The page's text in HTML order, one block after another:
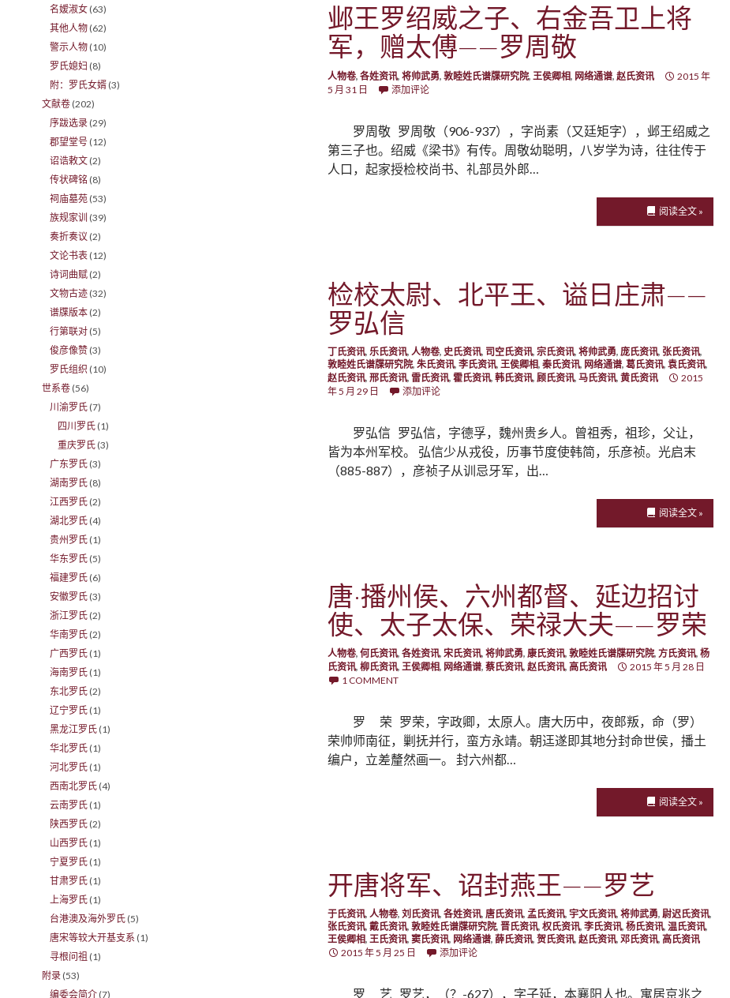
邺王罗绍威之子、右金吾卫上将
军，赠太傅——罗周敬
人物卷, 各姓资讯, 将帅武勇, 敦睦姓氏谱牒研究院, 王侯卿相, 网络通谱, 赵氏资讯
2015 年
5 月 31 日
添加评论
罗周敬 罗周敬（906-937），字尚素（又廷矩字），邺王绍威之
第三子也。绍威《梁书》有传。周敬幼聪明，八岁学为诗，往往传于
人口，起家授检校尚书、礼部员外郎…
阅读全文 »
检校太尉、北平王、谥日庄肃——
罗弘信
丁氏资讯, 乐氏资讯, 人物卷, 史氏资讯, 司空氏资讯, 宗氏资讯, 将帅武勇, 庞氏资讯, 张氏资讯,
敦睦姓氏谱牒研究院, 朱氏资讯, 李氏资讯, 王侯卿相, 秦氏资讯, 网络通谱, 葛氏资讯, 袁氏资讯,
赵氏资讯, 邢氏资讯, 雷氏资讯, 霍氏资讯, 韩氏资讯, 顾氏资讯, 马氏资讯, 黄氏资讯
2015
年 5 月 29 日
添加评论
罗弘信 罗弘信，字德孚，魏州贵乡人。曾祖秀，祖珍，父让，
皆为本州军校。 弘信少从戎役，历事节度使韩简，乐彦祯。光启末
（885-887），彦祯子从训忌牙军，出…
阅读全文 »
唐·播州侯、六州都督、延边招讨
使、太子太保、荣禄大夫——罗荣
人物卷, 何氏资讯, 各姓资讯, 宋氏资讯, 将帅武勇, 康氏资讯, 敦睦姓氏谱牒研究院, 方氏资讯, 杨
氏资讯, 柳氏资讯, 王侯卿相, 网络通谱, 蔡氏资讯, 赵氏资讯, 高氏资讯
2015 年 5 月 28 日
1 COMMENT
罗 荣 罗荣，字政卿，太原人。唐大历中，夜郎叛，命（罗）
荣帅师南征，剿抚并行，蛮方永靖。朝迋遂即其地分封命世侯，播土
编户，立差釐然画一。 封六州都…
阅读全文 »
开唐将军、诏封燕王——罗艺
于氏资讯, 人物卷, 刘氏资讯, 各姓资讯, 唐氏资讯, 孟氏资讯, 宇文氏资讯, 将帅武勇, 尉迟氏资讯,
张氏资讯, 戴氏资讯, 敦睦姓氏谱牒研究院, 晋氏资讯, 权氏资讯, 李氏资讯, 杨氏资讯, 温氏资讯,
王侯卿相, 王氏资讯, 窦氏资讯, 网络通谱, 薛氏资讯, 贺氏资讯, 赵氏资讯, 邓氏资讯, 高氏资讯
2015 年 5 月 25 日
添加评论
罗 艺 罗艺，（？-627），字子延，本襄阳人也。寓居京兆之
名嫒淑女 (63)
其他人物 (62)
警示人物 (10)
罗氏媳妇 (8)
附：罗氏女婿 (3)
文献卷 (202)
序跋选录 (29)
郡望堂号 (12)
诏诰敕文 (2)
传状碑铭 (8)
祠庙墓苑 (53)
族规家训 (39)
奏折奏议 (2)
文论书表 (12)
诗词曲赋 (2)
文物古迹 (32)
谱牒版本 (2)
行第联对 (5)
俊彦像赞 (3)
罗氏组织 (10)
世系卷 (56)
川渝罗氏 (7)
四川罗氏 (1)
重庆罗氏 (3)
广东罗氏 (3)
湖南罗氏 (8)
江西罗氏 (2)
湖北罗氏 (4)
贵州罗氏 (1)
华东罗氏 (5)
福建罗氏 (6)
安徽罗氏 (3)
浙江罗氏 (2)
华南罗氏 (2)
广西罗氏 (1)
海南罗氏 (1)
东北罗氏 (2)
辽宁罗氏 (1)
黑龙江罗氏 (1)
华北罗氏 (1)
河北罗氏 (1)
西南北罗氏 (4)
云南罗氏 (1)
陕西罗氏 (2)
山西罗氏 (1)
宁夏罗氏 (1)
甘肃罗氏 (1)
上海罗氏 (1)
台港澳及海外罗氏 (5)
唐宋等较大开基支系 (1)
寻根问祖 (1)
附录 (53)
编委会简介 (7)